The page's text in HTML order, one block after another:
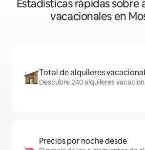
Estadísticas rápidas sobre
vacacionales en
Total de alquileres
Descubre 240 alquileres
Precios por noche desde